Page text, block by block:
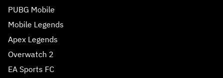
PUBG Mobile
Mobile Legends
Apex Legends
Overwatch 2
EA Sports FC